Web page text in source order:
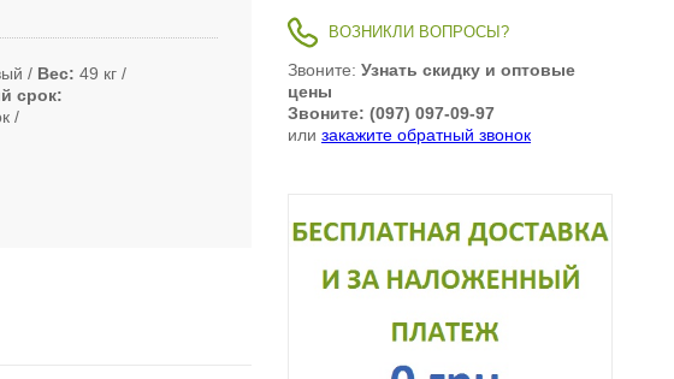
Вес 49 кг
срок
ВОЗНИКЛИ ВОПРОСЫ?
Звоните: Узнать скидку и оптовые
цены
Звоните: (097) 097-09-97
или закажите обратный звонок